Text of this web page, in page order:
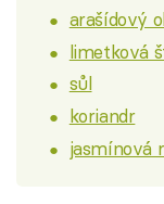
arašídový
limetková
sůl
koriandr
jasmínová